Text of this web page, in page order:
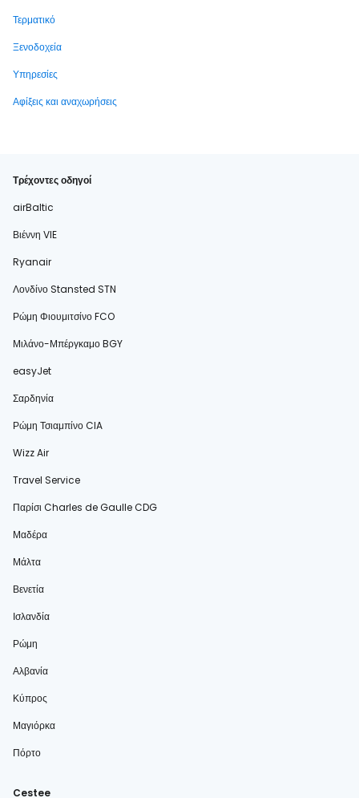
Τερματικό
Ξενοδοχεία
Υπηρεσίες
Αφίξεις και αναχωρήσεις
Τρέχοντες οδηγοί
airBaltic
Βιέννη VIE
Ryanair
Λονδίνο Stansted STN
Ρώμη Φιουμιτσίνο FCO
Μιλάνο-Μπέργκαμο BGY
easyJet
Σαρδηνία
Ρώμη Τσιαμπίνο CIA
Wizz Air
Travel Service
Παρίσι Charles de Gaulle CDG
Μαδέρα
Μάλτα
Βενετία
Ισλανδία
Ρώμη
Αλβανία
Κύπρος
Μαγιόρκα
Πόρτο
Cestee